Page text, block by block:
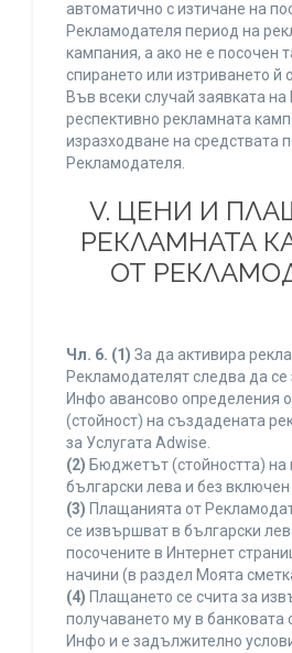
автоматично с изтичане на
Рекламодателя период на
кампания, а ако не е посочен
спирането или изтриването й
Във всеки случай заявката
респективно рекламната
изразходване на средствата
Рекламодателя.
V. ЦЕНИ И
РЕКЛАМНАТА
ОТ
Чл. 6. (1) За да активира
Рекламодателят следва да се
Инфо авансово определения
(стойност) на създадената
за Услугата Adwise.
(2) Бюджетът (стойността) на
български лева и без
(3) Плащанията от
се извършват в български
посочените в Интернет
начини (в раздел Моята
(4) Плащането се счита за
получаването му в банковата
Инфо и е задължително